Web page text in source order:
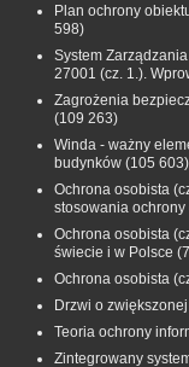
Plan ochrony
598)
System
27001 (cz. 1.).
Zagrożenia
(109 263)
Winda - ważny
budynków (105 603)
Ochrona osobista
stosowania ochrony
Ochrona osobista
świecie i w Polsce
Ochrona osobista
Drzwi o
Teoria ochrony
Zintegrowany